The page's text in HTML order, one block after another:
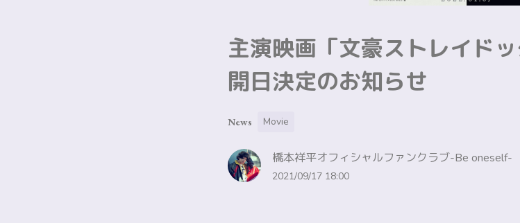
主演映画「文豪ストレイド
開日決定のお知らせ
News Movie
橋本祥平オフィシャルファンクラブ-Be oneself-
2021/09/17 18:00